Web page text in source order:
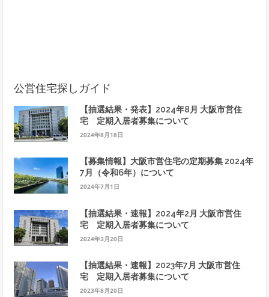
公営住宅探しガイド
【抽選結果・発表】2024年8月 大阪市営住
宅 定期入居者募集について
2024年8月18日
【募集情報】大阪市営住宅の定期募集 2024年
7月（令和6年）について
2024年7月1日
【抽選結果・速報】2024年2月 大阪市営住
宅 定期入居者募集について
2024年3月20日
【抽選結果・速報】2023年7月 大阪市営住
宅 定期入居者募集について
2023年8月20日